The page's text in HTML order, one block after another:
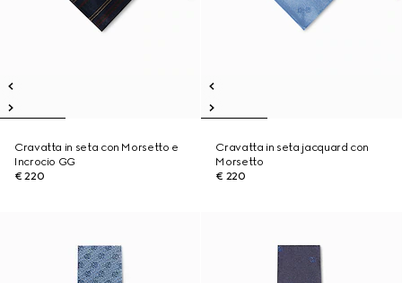
Cravatta in seta con Morsetto e
Incrocio GG
€ 220
Cravatta in seta jacquard con
Morsetto
€ 220